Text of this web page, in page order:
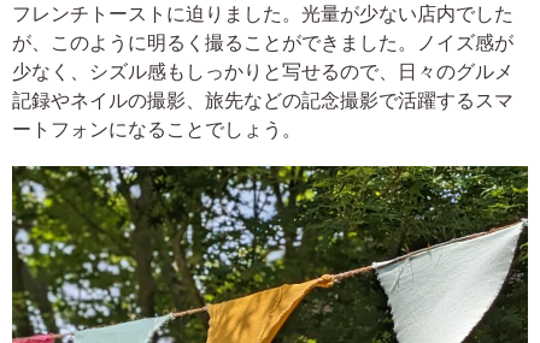
フレンチトーストに迫りました。光量が少ない店内でした
が、このように明るく撮ることができました。ノイズ感が
少なく、シズル感もしっかりと写せるので、日々のグルメ
記録やネイルの撮影、旅先などの記念撮影で活躍するスマ
ートフォンになることでしょう。